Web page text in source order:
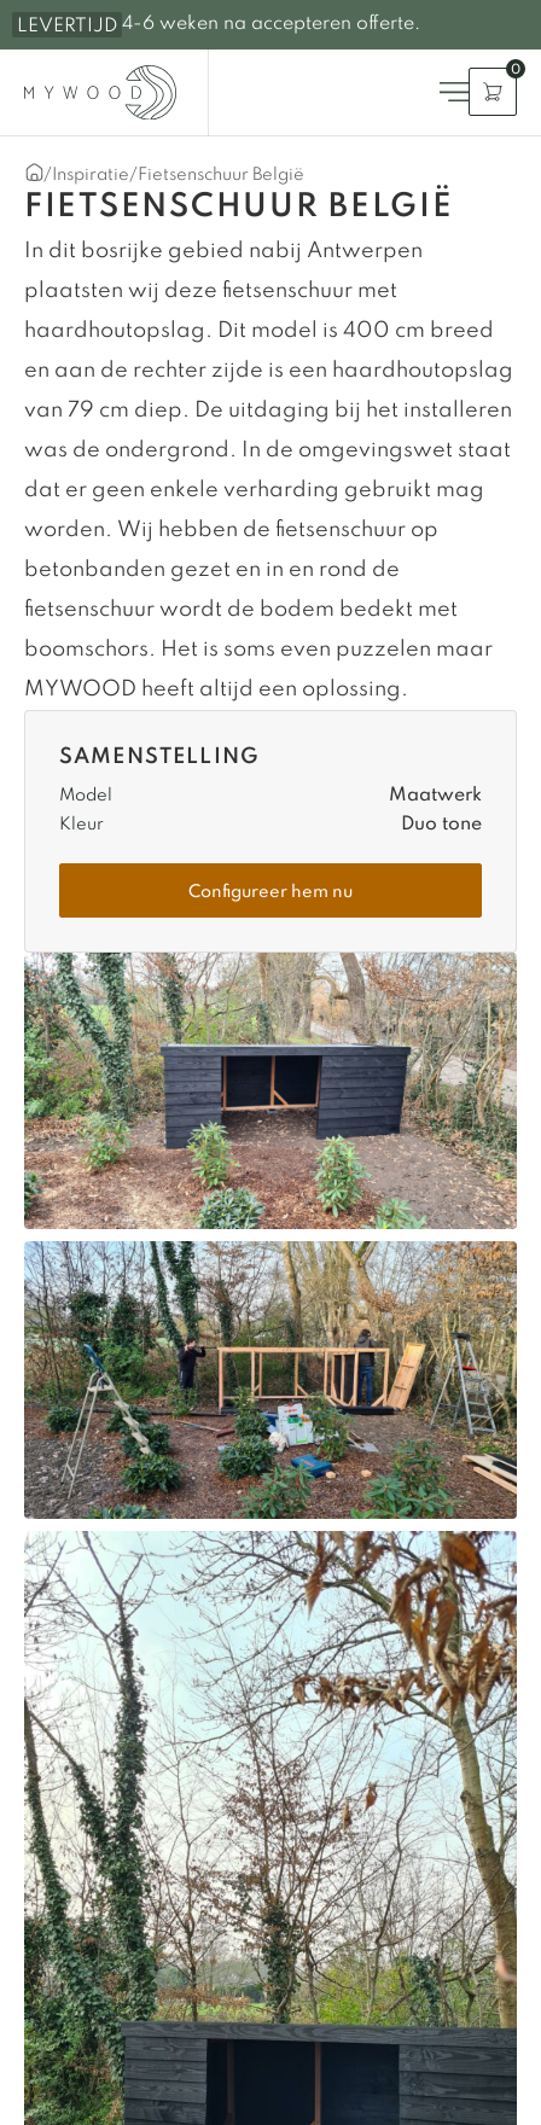
LEVERTIJD 4-6 weken na accepteren offerte.
0
/ Inspiratie/ Fietsenschuur België
FIETSENSCHUUR BELGIË
In dit bosrijke gebied nabij Antwerpen
plaatsten wij deze fietsenschuur met
haardhoutopslag. Dit model is 400 cm breed
en aan de rechter zijde is een haardhoutopslag
van 79 cm diep. De uitdaging bij het installeren
was de ondergrond. In de omgevingswet staat
dat er geen enkele verharding gebruikt mag
worden. Wij hebben de fietsenschuur op
betonbanden gezet en in en rond de
fietsenschuur wordt de bodem bedekt met
boomschors. Het is soms even puzzelen maar
MYWOOD heeft altijd een oplossing.
SAMENSTELLING
Model Maatwerk
Kleur Duo tone
Configureer hem nu